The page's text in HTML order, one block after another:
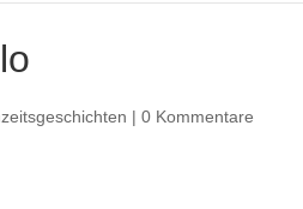
|0 Kommentare